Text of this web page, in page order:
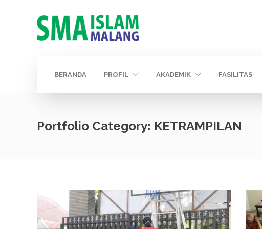
BERANDA PROFIL AKADEMIK FASILITAS
Portfolio Category: KETRAMPILAN